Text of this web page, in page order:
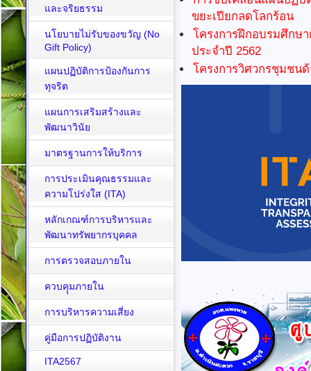
ขยะเปียกลดโลกร้อน
โครงการฝึกอบรมศึกษ
ประจำปี 2562
โครงการวิศวกรชุมชน
และจริยธรรม
นโยบายไม่รับของขวัญ (No
Gift Policy)
แผนปฏิบัติการป้องกันการ
ทุจริต
แผนการเสริมสร้างและ
พัฒนาวินัย
มาตรฐานการให้บริการ
การประเมินคุณธรรมและ
ความโปร่งใส (ITA)
หลักเกณฑ์การบริหารและ
พัฒนาทรัพยากรบุคคล
การตรวจสอบภายใน
ควบคุุมภายใน
การบริหารความเสี่ยง
คู่มือการปฏิบัติงาน
ITA2567